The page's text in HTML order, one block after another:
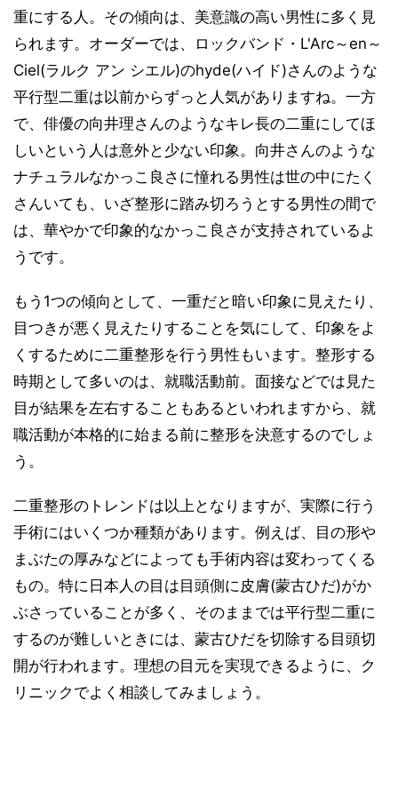
重にする人。その傾向は、美意識の高い男性に多く見
られます。オーダーでは、ロックバンド・L'Arc～en～
Ciel(ラルク アン シエル)のhyde(ハイド)さんのような
平行型二重は以前からずっと人気がありますね。一方
で、俳優の向井理さんのようなキレ長の二重にしてほ
しいという人は意外と少ない印象。向井さんのような
ナチュラルなかっこ良さに憧れる男性は世の中にたく
さんいても、いざ整形に踏み切ろうとする男性の間で
は、華やかで印象的なかっこ良さが支持されているよ
うです。
もう1つの傾向として、一重だと暗い印象に見えたり、
目つきが悪く見えたりすることを気にして、印象をよ
くするために二重整形を行う男性もいます。整形する
時期として多いのは、就職活動前。面接などでは見た
目が結果を左右することもあるといわれますから、就
職活動が本格的に始まる前に整形を決意するのでしょ
う。
二重整形のトレンドは以上となりますが、実際に行う
手術にはいくつか種類があります。例えば、目の形や
まぶたの厚みなどによっても手術内容は変わってくる
もの。特に日本人の目は目頭側に皮膚(蒙古ひだ)がか
ぶさっていることが多く、そのままでは平行型二重に
するのが難しいときには、蒙古ひだを切除する目頭切
開が行われます。理想の目元を実現できるように、ク
リニックでよく相談してみましょう。